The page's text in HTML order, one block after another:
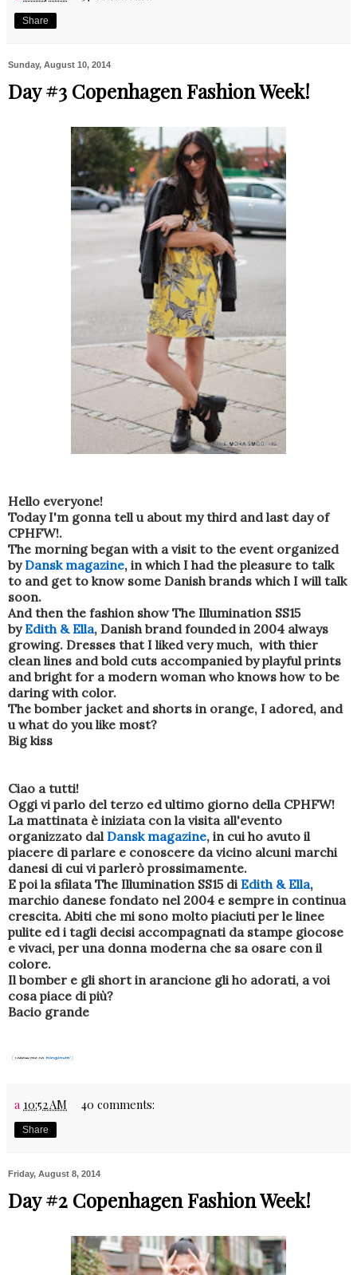
Share
Sunday, August 10, 2014
Day #3 Copenhagen Fashion Week!
Hello everyone!
Today I'm gonna tell u about my third and last day of
CPHFW!.
The morning began with a visit to the event organized
byDansk magazine, in which I had the pleasure to talk
to and get to know some Danish brands which I will talk
soon.
And then the fashion show The Illumination SS15
byEdith & Ella, Danish brand founded in 2004 always
growing. Dresses that I liked very much, with thier
clean lines and bold cuts accompanied by playful prints
and bright for a modern woman who knows how to be
daring with color.
The bomber jacket and shorts in orange, I adored, and
u what do you like most?
Big kiss
Ciao a tutti!
Oggi vi parlo del terzo ed ultimo giorno della CPHFW!
La mattinata è iniziata con la visita all'evento
organizzato dalDansk magazine, in cui ho avuto il
piacere di parlare e conoscere da vicino alcuni marchi
danesi di cui vi parlerò prossimamente.
E poi la sfilata The Illumination SS15 diEdith & Ella,
marchio danese fondato nel 2004 e sempre in continua
crescita. Abiti che mi sono molto piaciuti per le linee
pulite ed i tagli decisi accompagnati da stampe giocose
e vivaci, per una donna moderna che sa osare con il
colore.
Il bomber e gli short in arancione gli ho adorati, a voi
cosa piace di più?
Bacio grande
a 10:52 AM 40 comments:
Share
Friday, August 8, 2014
Day #2 Copenhagen Fashion Week!